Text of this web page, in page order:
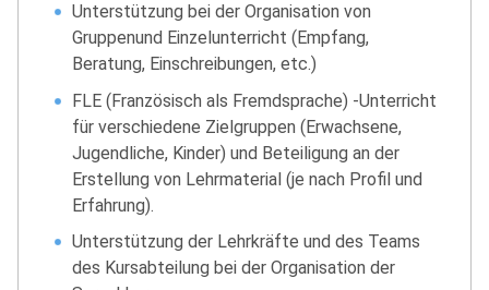
Unterstützung bei der Organisation von
Gruppenund Einzelunterricht (Empfang,
Beratung, Einschreibungen, etc.)
FLE (Französisch als Fremdsprache) -Unterricht
für verschiedene Zielgruppen (Erwachsene,
Jugendliche, Kinder) und Beteiligung an der
Erstellung von Lehrmaterial (je nach Profil und
Erfahrung).
Unterstützung der Lehrkräfte und des Teams
des Kursabteilung bei der Organisation der